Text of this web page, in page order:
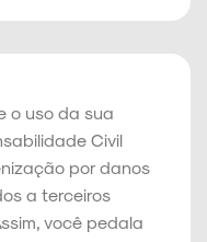
o uso da sua
Civil
por danos
a terceiros
você pedala